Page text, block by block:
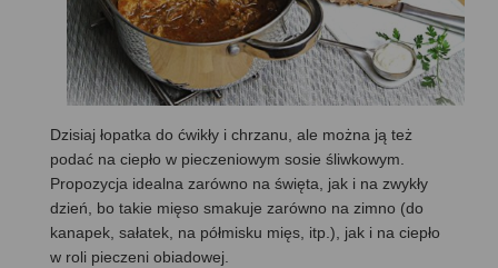
Dzisiaj łopatka do ćwikły i chrzanu, ale można ją też
podać na ciepło w pieczeniowym sosie śliwkowym.
Propozycja idealna zarówno na święta, jak i na zwykły
dzień, bo takie mięso smakuje zarówno na zimno (do
kanapek, sałatek, na półmisku mięs, itp.), jak i na ciepło
w roli pieczeni obiadowej.